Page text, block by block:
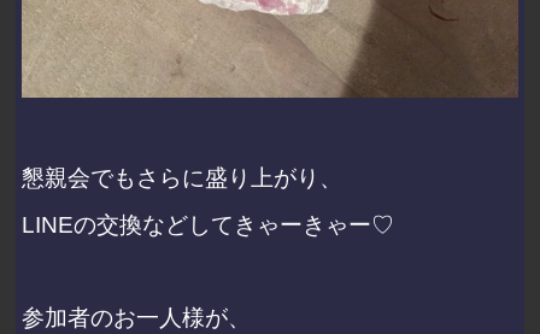
懇親会でもさらに盛り上がり、
LINEの交換などしてきゃーきゃー♡
参加者のお一人様が、